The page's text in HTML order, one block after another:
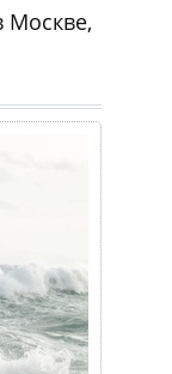
Москве,